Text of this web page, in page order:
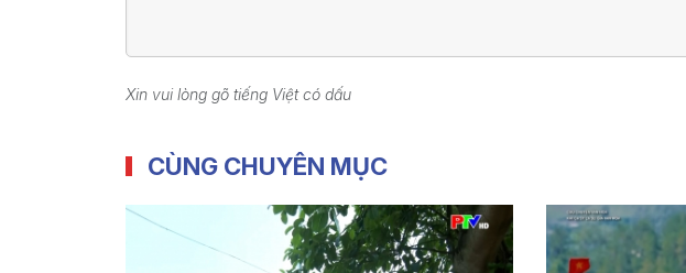
Xin vui lòng gõ tiếng Việt có dấu
CÙNG CHUYÊN MỤC